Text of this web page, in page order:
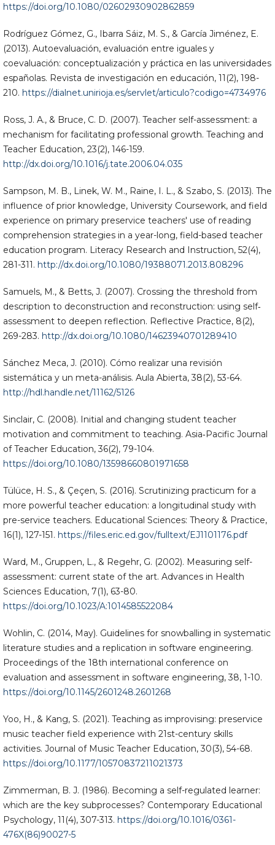
https://doi.org/10.1080/02602930902862859
Rodríguez Gómez, G., Ibarra Sáiz, M. S., & García Jiménez, E.
(2013). Autoevaluación, evaluación entre iguales y
coevaluación: conceptualización y práctica en las universidades
españolas. Revista de investigación en educación, 11(2), 198-
210. https://dialnet.unirioja.es/servlet/articulo?codigo=4734976
Ross, J. A., & Bruce, C. D. (2007). Teacher self-assessment: a
mechanism for facilitating professional growth. Teaching and
Teacher Education, 23(2), 146-159.
http://dx.doi.org/10.1016/j.tate.2006.04.035
Sampson, M. B., Linek, W. M., Raine, I. L., & Szabo, S. (2013). The
influence of prior knowledge, University Coursework, and field
experience on primary preservice teachers' use of reading
comprehension strategies in a year-long, field-based teacher
education program. Literacy Research and Instruction, 52(4),
281-311. http://dx.doi.org/10.1080/19388071.2013.808296
Samuels, M., & Betts, J. (2007). Crossing the threshold from
description to deconstruction and reconstruction: using self‐
assessment to deepen reflection. Reflective Practice, 8(2),
269-283. http://dx.doi.org/10.1080/14623940701289410
Sánchez Meca, J. (2010). Cómo realizar una revisión
sistemática y un meta-análisis. Aula Abierta, 38(2), 53-64.
http://hdl.handle.net/11162/5126
Sinclair, C. (2008). Initial and changing student teacher
motivation and commitment to teaching. Asia‐Pacific Journal
of Teacher Education, 36(2), 79-104.
https://doi.org/10.1080/13598660801971658
Tülüce, H. S., & Çeçen, S. (2016). Scrutinizing practicum for a
more powerful teacher education: a longitudinal study with
pre-service teachers. Educational Sciences: Theory & Practice,
16(1), 127-151. https://files.eric.ed.gov/fulltext/EJ1101176.pdf
Ward, M., Gruppen, L., & Regehr, G. (2002). Measuring self-
assessment: current state of the art. Advances in Health
Sciences Education, 7(1), 63-80.
https://doi.org/10.1023/A:1014585522084
Wohlin, C. (2014, May). Guidelines for snowballing in systematic
literature studies and a replication in software engineering.
Proceedings of the 18th international conference on
evaluation and assessment in software engineering, 38, 1-10.
https://doi.org/10.1145/2601248.2601268
Yoo, H., & Kang, S. (2021). Teaching as improvising: preservice
music teacher field experience with 21st-century skills
activities. Journal of Music Teacher Education, 30(3), 54-68.
https://doi.org/10.1177/10570837211021373
Zimmerman, B. J. (1986). Becoming a self-regulated learner:
which are the key subprocesses? Contemporary Educational
Psychology, 11(4), 307-313. https://doi.org/10.1016/0361-
476X(86)90027-5